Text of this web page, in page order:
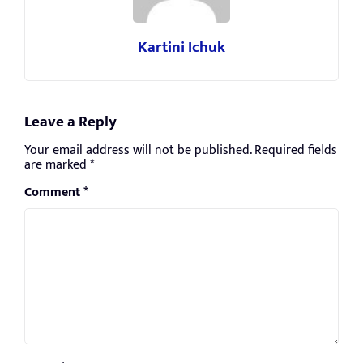
Kartini Ichuk
Leave a Reply
Your email address will not be published.Required fields
are marked*
Comment*